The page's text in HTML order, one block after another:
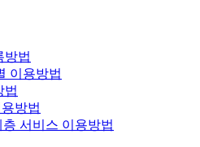
방법
이용방법
법
방법
서비스 이용방법